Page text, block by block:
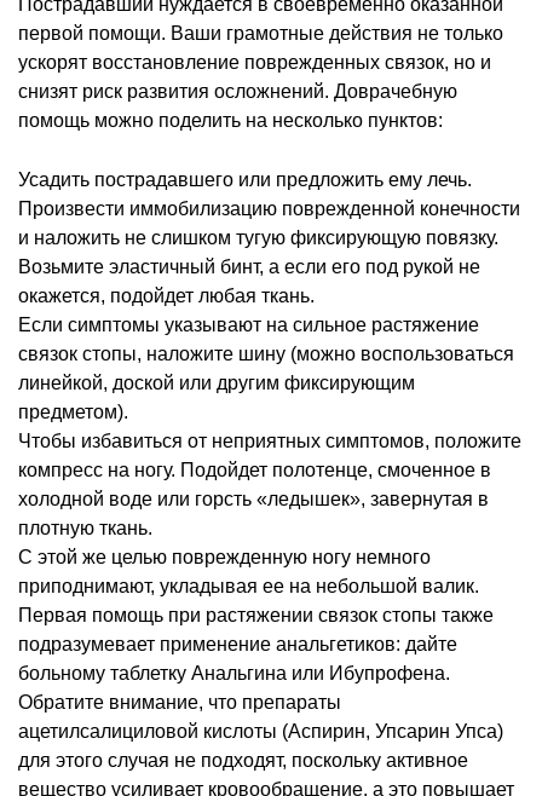
первой помощи. Ваши грамотные действия не только
ускорят восстановление поврежденных связок, но и
снизят риск развития осложнений. Доврачебную
помощь можно поделить на несколько пунктов:
Усадить пострадавшего или предложить ему лечь.
Произвести иммобилизацию поврежденной конечности
и наложить не слишком тугую фиксирующую повязку.
Возьмите эластичный бинт, а если его под рукой не
окажется, подойдет любая ткань.
Если симптомы указывают на сильное растяжение
связок стопы, наложите шину (можно воспользоваться
линейкой, доской или другим фиксирующим
предметом).
Чтобы избавиться от неприятных симптомов, положите
компресс на ногу. Подойдет полотенце, смоченное в
холодной воде или горсть «ледышек», завернутая в
плотную ткань.
С этой же целью поврежденную ногу немного
приподнимают, укладывая ее на небольшой валик.
Первая помощь при растяжении связок стопы также
подразумевает применение анальгетиков: дайте
больному таблетку Анальгина или Ибупрофена.
Обратите внимание, что препараты
ацетилсалициловой кислоты (Аспирин, Упсарин Упса)
для этого случая не подходят, поскольку активное
вещество усиливает кровообращение, а это повышает